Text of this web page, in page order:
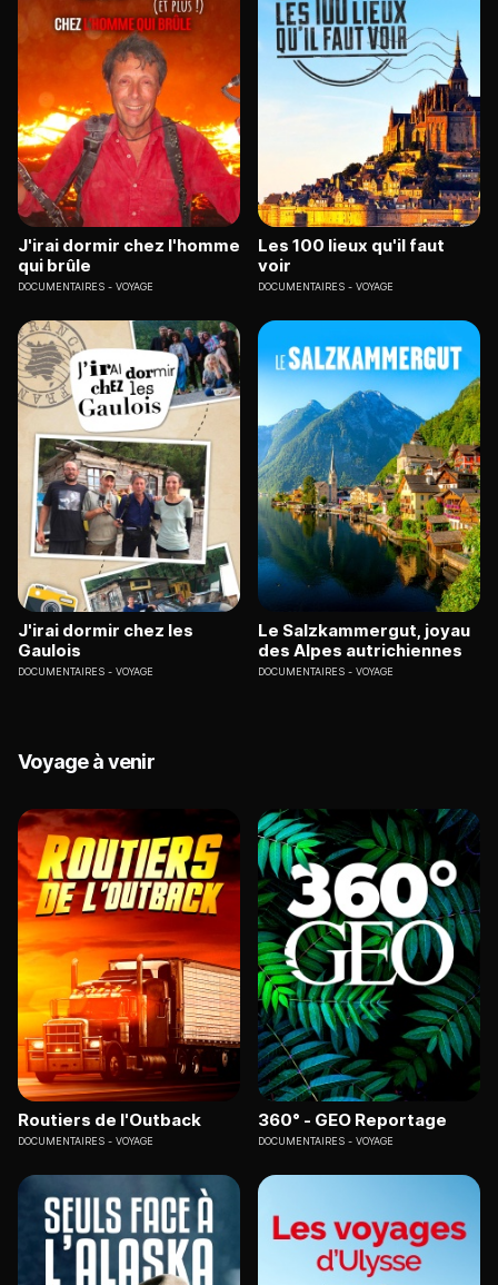
J'irai dormir chez l'homme
qui brûle
DOCUMENTAIRES VOYAGE
Les 100 lieux qu'il faut
voir
DOCUMENTAIRES VOYAGE
J'irai dormir chez les
Gaulois
DOCUMENTAIRES VOYAGE
Le Salzkammergut, joyau
des Alpes autrichiennes
DOCUMENTAIRES VOYAGE
Voyage à venir
Routiers de l'Outback
DOCUMENTAIRES VOYAGE
360° - GEO Reportage
DOCUMENTAIRES VOYAGE